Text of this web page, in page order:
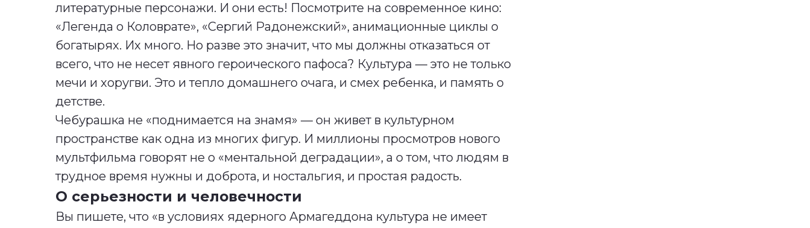
литературные персонажи. И они есть! Посмотрите на современное кино:
«Легенда о Коловрате», «Сергий Радонежский», анимационные циклы о
богатырях. Их много. Но разве это значит, что мы должны отказаться от
всего, что не несет явного героического пафоса? Культура — это не только
мечи и хоругви. Это и тепло домашнего очага, и смех ребенка, и память о
детстве.
Чебурашка не «поднимается на знамя» — он живет в культурном
пространстве как одна из многих фигур. И миллионы просмотров нового
мультфильма говорят не о «ментальной деградации», а о том, что людям в
трудное время нужны и доброта, и ностальгия, и простая радость.
О серьезности и человечности
Вы пишете, что «в условиях ядерного Армагеддона культура не имеет